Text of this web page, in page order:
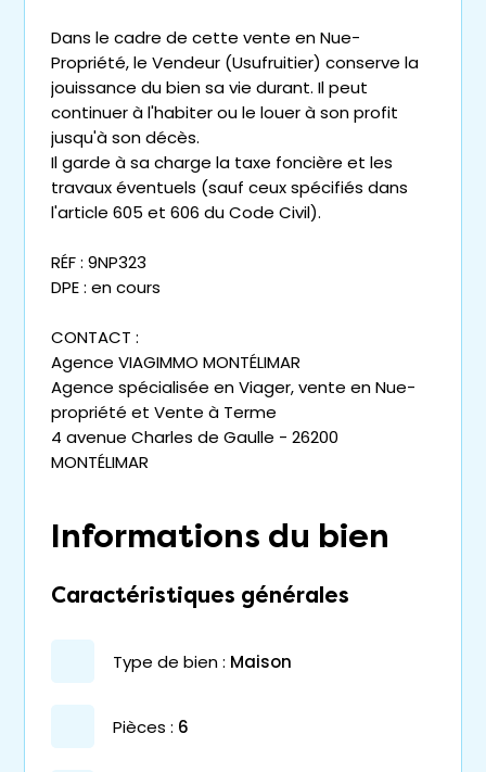
Dans le cadre de cette vente en Nue-
Propriété, le Vendeur (Usufruitier) conserve la
jouissance du bien sa vie durant. Il peut
continuer à l'habiter ou le louer à son profit
jusqu'à son décès.
Il garde à sa charge la taxe foncière et les
travaux éventuels (sauf ceux spécifiés dans
l'article 605 et 606 du Code Civil).
RÉF : 9NP323
DPE : en cours
CONTACT :
Agence VIAGIMMO MONTÉLIMAR
Agence spécialisée en Viager, vente en Nue-
propriété et Vente à Terme
4 avenue Charles de Gaulle - 26200
MONTÉLIMAR
Informations du bien
Caractéristiques générales
type de bien : maison
pièces : 6